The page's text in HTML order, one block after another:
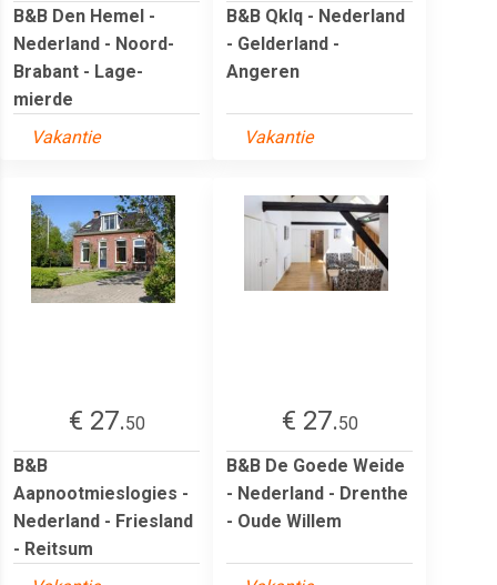
B&B Den Hemel -
Nederland - Noord-
Brabant - Lage-
mierde
Vakantie
B&B Qklq - Nederland
- Gelderland -
Angeren
Vakantie
€ 27.50
B&B
Aapnootmieslogies -
Nederland - Friesland
- Reitsum
€ 27.50
B&B De Goede Weide
- Nederland - Drenthe
- Oude Willem